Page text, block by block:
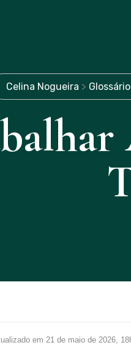
Celina Nogueira > Glossário
em 21 de maio de 2026,